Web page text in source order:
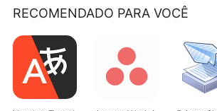
RECOMENDADO PARA VOCÊ